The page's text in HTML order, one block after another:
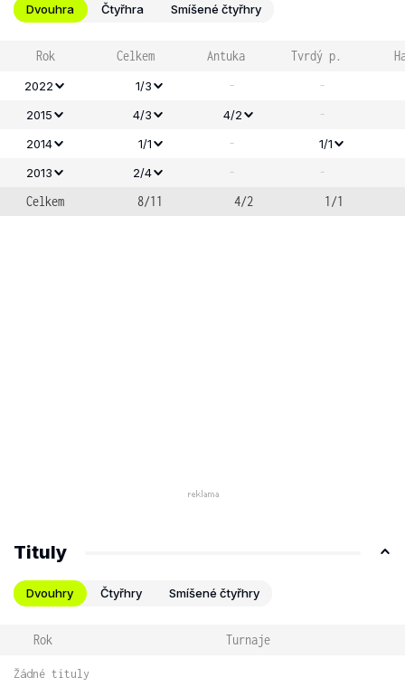
Dvouhra Čtyřhra Smíšené čtyřhry
Rok Celkem Antuka Tvrdý p.
2022 1/3 - -
2015 4/3 4/2 -
2014 1/1 -
1/1
2013
2/4 - -
Celkem 8/11 4/2 1/1
Tituly
Dvouhry Čtyřhry Smíšené čtyřhry
Rok Turnaje
Žádné tituly